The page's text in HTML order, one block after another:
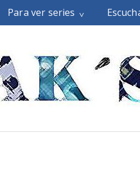
Para ver series